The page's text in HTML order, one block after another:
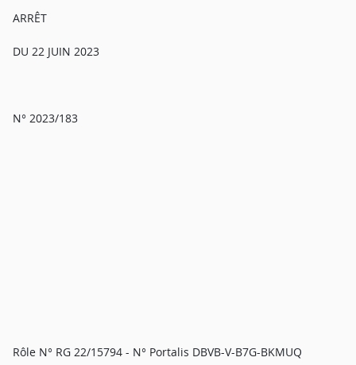
ARRÊT
DU 22 JUIN 2023
N° 2023/183
Rôle N° RG 22/15794 - N° Portalis DBVB-V-B7G-BKMUQ